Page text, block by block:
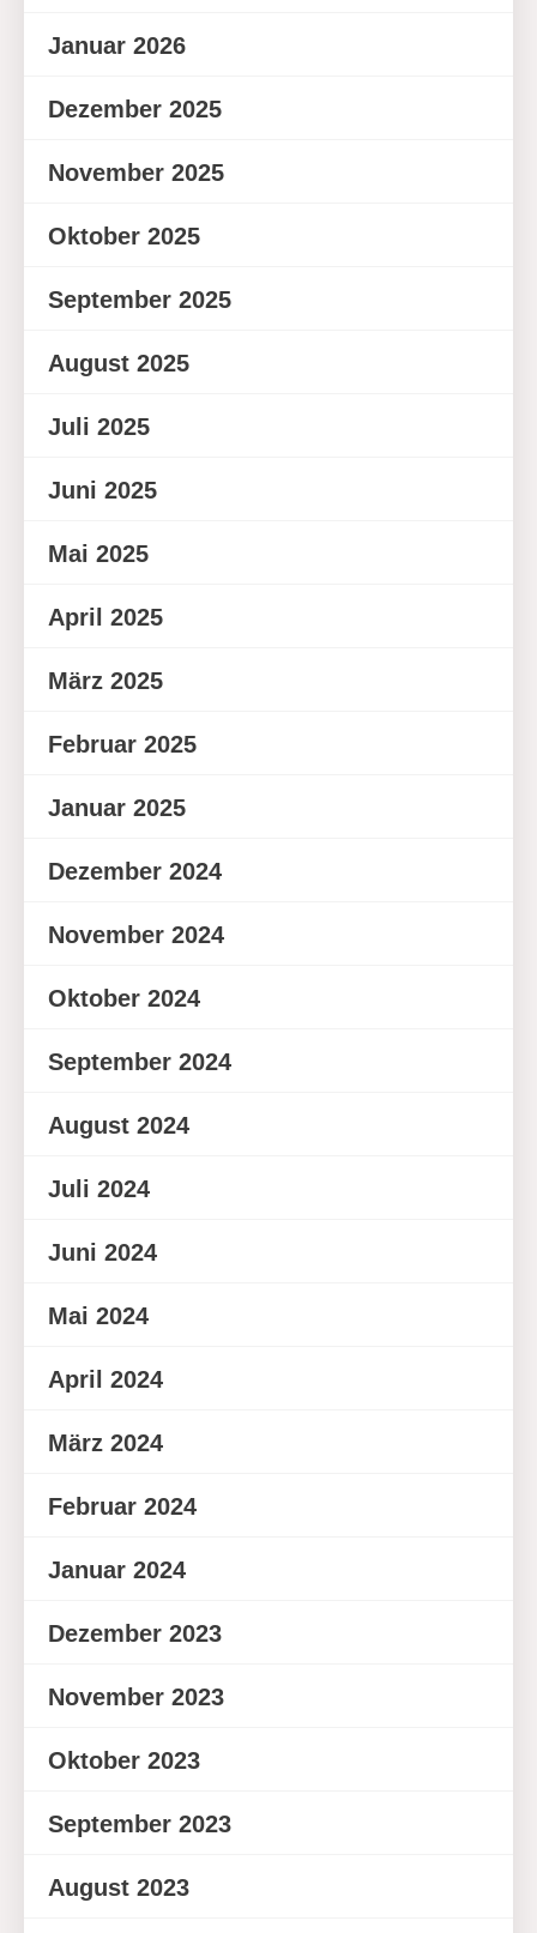
Januar 2026
Dezember 2025
November 2025
Oktober 2025
September 2025
August 2025
Juli 2025
Juni 2025
Mai 2025
April 2025
März 2025
Februar 2025
Januar 2025
Dezember 2024
November 2024
Oktober 2024
September 2024
August 2024
Juli 2024
Juni 2024
Mai 2024
April 2024
März 2024
Februar 2024
Januar 2024
Dezember 2023
November 2023
Oktober 2023
September 2023
August 2023